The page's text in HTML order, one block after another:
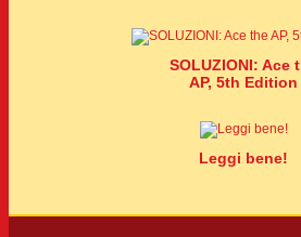
SOLUZIONI: Ace
AP, 5th Edition
Leggi bene!